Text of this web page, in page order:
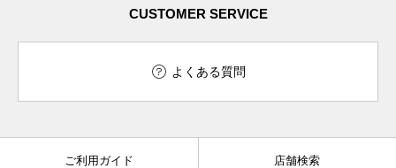
CUSTOMER SERVICE
よくある質問
ご利用ガイド 店舗検索